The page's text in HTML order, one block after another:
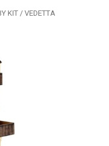
KIT/ VEDETTA